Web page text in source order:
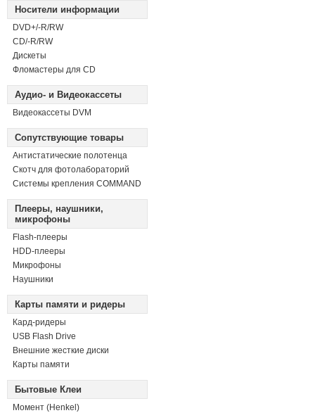
Носители информации
DVD+/-R/RW
СD/-R/RW
Дискеты
Фломастеры для CD
Аудио- и Видеокассеты
Видеокассеты DVM
Сопутствующие товары
Антистатические полотенца
Скотч для фотолабораторий
Системы крепления COMMAND
Плееры, наушники,
микрофоны
Flash-плееры
HDD-плееры
Микрофоны
Наушники
Карты памяти и ридеры
Кард-ридеры
USB Flash Drive
Внешние жесткие диски
Карты памяти
Бытовые Клеи
Момент (Henkel)